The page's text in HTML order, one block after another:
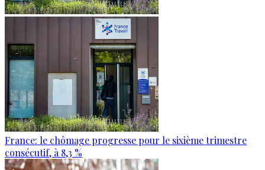
France: le chômage progresse pour le sixième trimestre
consécutif, à 8,3 %